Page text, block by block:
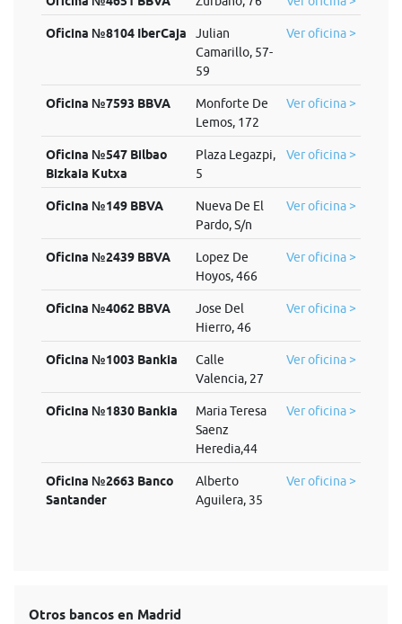
Oficina №8104 IberCaja
Julian
Camarillo, 57-
59
Ver oficina >
Oficina №7593 BBVA
Monforte De
Lemos, 172
Ver oficina >
Oficina №547 Bilbao
Bizkaia Kutxa
Plaza Legazpi,
5
Ver oficina >
Oficina №149 BBVA
Nueva De El
Pardo, S/n
Ver oficina >
Oficina №2439 BBVA
Lopez De
Hoyos, 466
Ver oficina >
Oficina №4062 BBVA
Jose Del
Hierro, 46
Ver oficina >
Oficina №1003 Bankia
Calle
Valencia, 27
Ver oficina >
Oficina №1830 Bankia
Maria Teresa
Saenz
Heredia,44
Ver oficina >
Oficina №2663 Banco
Santander
Alberto
Aguilera, 35
Ver oficina >
Otros bancos en Madrid